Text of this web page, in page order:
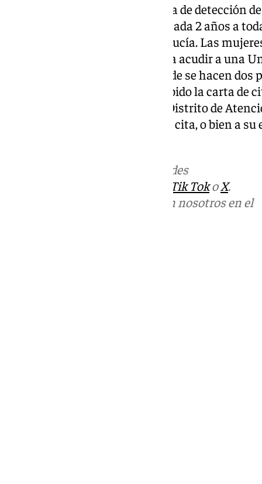
En Andalucía existe el programa de detección
la realización de mamografías cada 2 años a
50 y 69 años residente en Andalucía. Las
que reciben en su domicilio para acudir a una
mamográfica específica en donde se hacen
entre 50 y 69 que no hayan recibido la carta
dirigirse telefónicamente a su Distrito de
Sanitaria donde le facilitarán la cita, o bien a
en las redes
Tik TokoX.
Puedes ponerte en contacto con nosotros en el